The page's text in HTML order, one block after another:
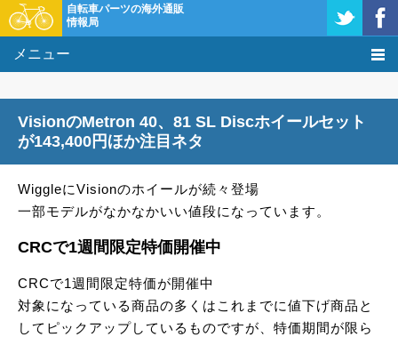
自転車パーツの海外通販
情報局
メニュー
タレコミ掲示板
購入方法
激安情報
VisionのMetron 40、81 SL Discホイールセット
が143,400円ほか注目ネタ
WiggleにVisionのホイールが続々登場
一部モデルがなかなかいい値段になっています。
CRCで1週間限定特価開催中
CRCで1週間限定特価が開催中
対象になっている商品の多くはこれまでに値下げ商品と
してピックアップしているものですが、特価期間が限ら